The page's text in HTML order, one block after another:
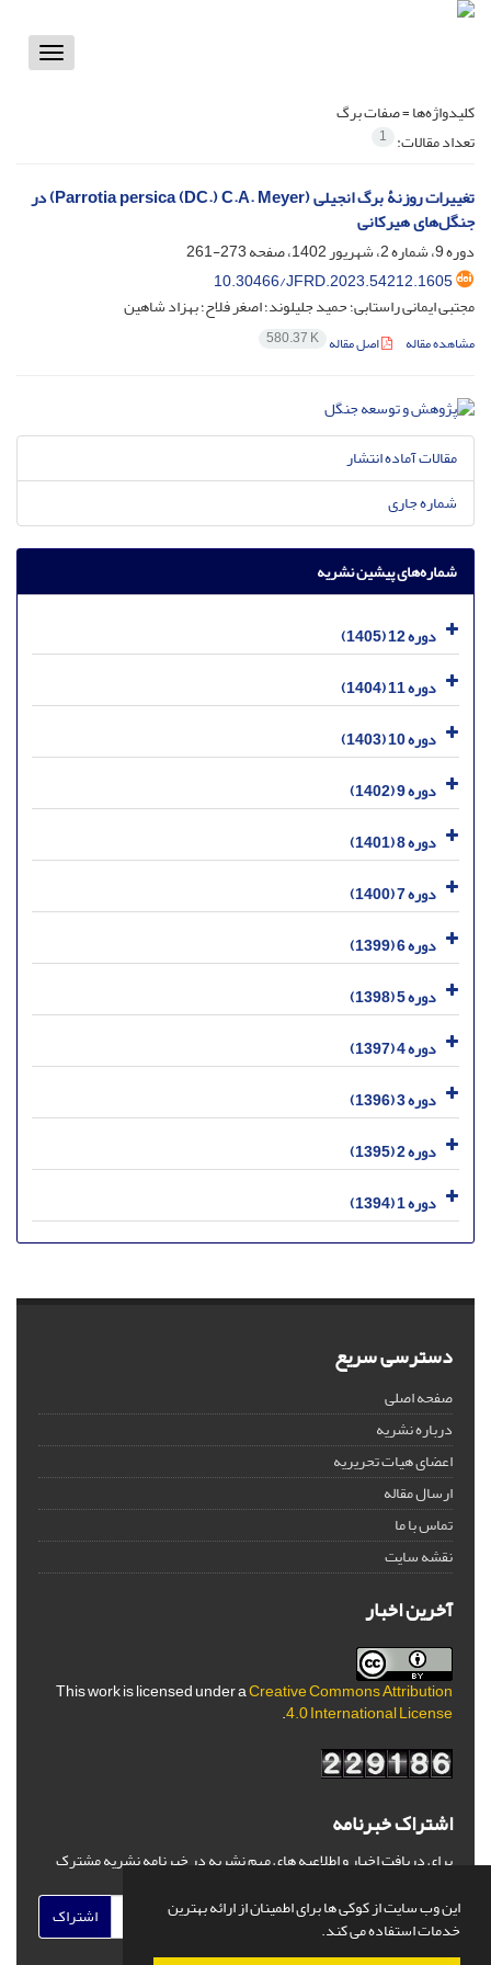
این وب سایت از کوکی ها برای اطمینان از ارائه بهترین
خدمات استفاده می کند.
Toggle
کلیدواژه‌ها =صفات برگ
تعداد مقالات: 1
تغییرات روزنۀ برگ انجیلی (Parrotia persica (DC.) C.A. Meyer) در
جنگل‌های هیرکانی
دوره 9، شماره 2، شهریور 1402، صفحه
273-261
10.30466/JFRD.2023.54212.1605
مجتبی ایمانی راستابی؛ حمید جلیلوند؛ اصغر فلاح؛ بهزاد شاهین
مشاهده مقاله اصل مقاله 580.37 K
مقالات آماده انتشار
شماره جاری
شماره‌های پیشین نشریه
دوره 12 (1405)
دوره 11 (1404)
دوره 10 (1403)
دوره 9 (1402)
دوره 8 (1401)
دوره 7 (1400)
دوره 6 (1399)
دوره 5 (1398)
دوره 4 (1397)
دوره 3 (1396)
دوره 2 (1395)
دوره 1 (1394)
دسترسی سریع
صفحه اصلی
درباره نشریه
اعضای هیات تحریریه
ارسال مقاله
تماس با ما
نقشه سایت
آخرین اخبار
This work is licensed under aCreative Commons Attribution
4.0 International License
.
اشتراک خبرنامه
برای دریافت اخبار و اطلاعیه های مهم نشریه در خبرنامه نشریه مشترک
اشتراک